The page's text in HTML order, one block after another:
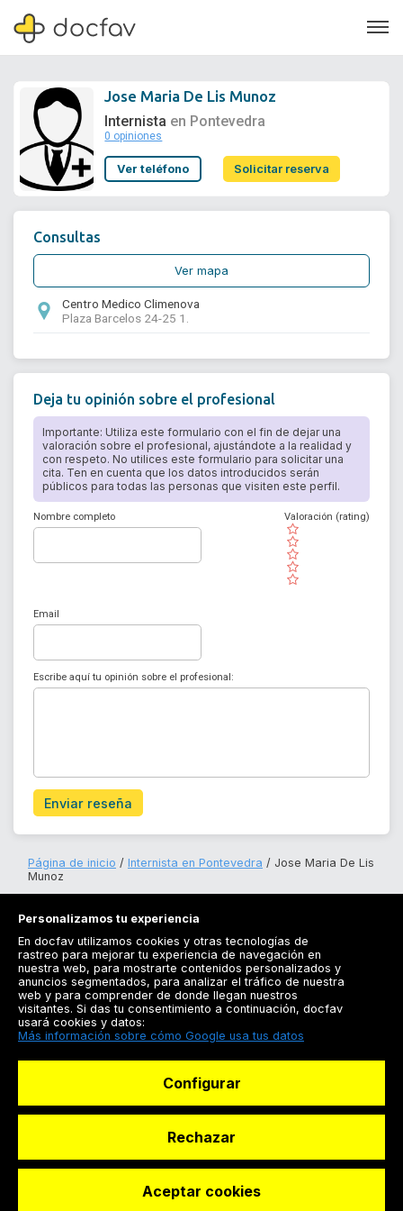
Soporte
Jose Maria De Lis Munoz
Internista en Pontevedra
0 opiniones
Ver teléfono Solicitar reserva
Consultas
Ver mapa
Centro Medico Climenova
Plaza Barcelos 24-25 1.
Deja tu opinión sobre el profesional
Importante: Utiliza este formulario con el fin de dejar una
valoración sobre el profesional, ajustándote a la realidad y
con respeto. No utilices este formulario para solicitar una
cita. Ten en cuenta que los datos introducidos serán
públicos para todas las personas que visiten este perfil.
Nombre completo
( )
( )
( )
( )
( )
Valoración (rating)
Email
Escribe aquí tu opinión sobre el profesional:
Enviar reseña
Página de inicio Internista en Pontevedra
Jose Maria De Lis
Munoz
Registrarse
Docfav
© Dashboard Technologies S.L
Personalizamos tu experiencia
En docfav utilizamos cookies y otras tecnologías de
rastreo para mejorar tu experiencia de navegación en
nuestra web, para mostrarte contenidos personalizados y
anuncios segmentados, para analizar el tráfico de nuestra
web y para comprender de donde llegan nuestros
visitantes. Si das tu consentimiento a continuación, docfav
usará cookies y datos:
Más información sobre cómo Google usa tus datos
Configurar
Rechazar
Aceptar cookies